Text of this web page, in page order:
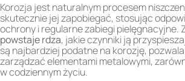
Korozja jest naturalnym procesem
skutecznie jej zapobiegać, stosując
ochrony i regularne zabiegi pielęgnacyjne.
powstaje rdza, jakie czynniki ją
są najbardziej podatne na korozję,
zarządzać elementami metalowymi,
w codziennym życiu.